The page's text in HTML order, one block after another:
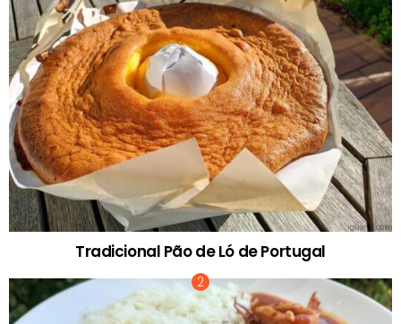
Tradicional Pão de Ló de Portugal